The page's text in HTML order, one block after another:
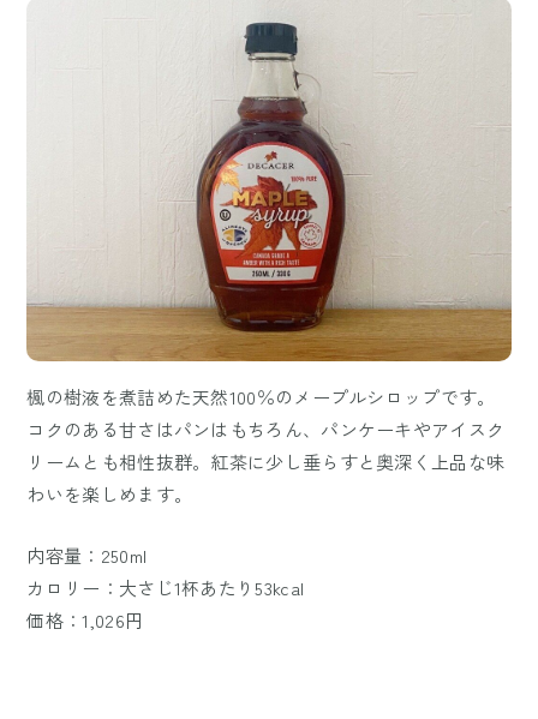
楓の樹液を煮詰めた天然100％のメープルシロップです。
コクのある甘さはパンはもちろん、パンケーキやアイスク
リームとも相性抜群。紅茶に少し垂らすと奥深く上品な味
わいを楽しめます。
内容量：250ml
カロリー：大さじ1杯あたり53kcal
価格：1,026円